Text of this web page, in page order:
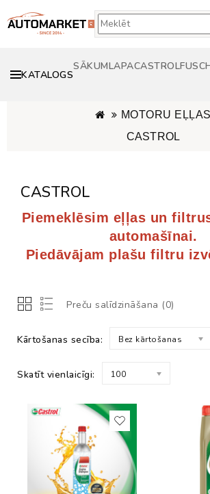
KATALOGS
SĀKUMLAPACASTROL
MOTORU EĻĻAS
CASTROL
CASTROL
Piemeklēsim eļļas un
automašīnai.
Piedāvājam plašu filtru
Preču salīdzināšana (0)
Kārtošanas secība: Bez kārtošanas
Skatīt vienlaicīgi: 100